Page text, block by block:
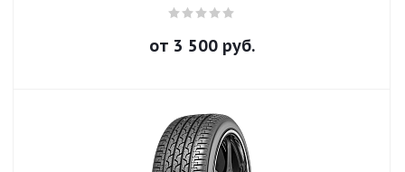
от 3 500руб.